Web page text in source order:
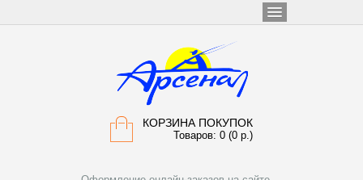
КОРЗИНА ПОКУПОК
Товаров: 0 (0 р.)